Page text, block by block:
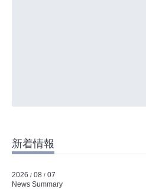
新着情報
2026 / 08 / 07
News Summary